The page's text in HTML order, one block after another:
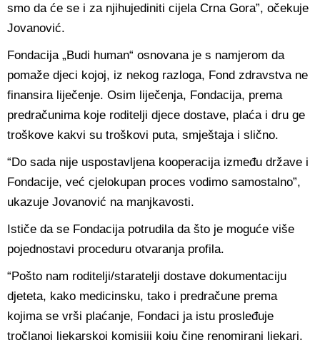
smo da će se i za njihujediniti cijela Crna Gora”, očekuje
Jovanović.
Fondacija „Budi human“ osnovana je s namjerom da
pomaže djeci kojoj, iz nekog razloga, Fond zdravstva ne
finansira liječenje. Osim liječenja, Fondacija, prema
predračunima koje roditelji djece dostave, plaća i dru ge
troškove kakvi su troškovi puta, smještaja i slično.
“Do sada nije uspostavljena kooperacija između države i
Fondacije, već cjelokupan proces vodimo samostalno”,
ukazuje Jovanović na manjkavosti.
Ističe da se Fondacija potrudila da što je moguće više
pojednostavi proceduru otvaranja profila.
“Pošto nam roditelji/staratelji dostave dokumentaciju
djeteta, kako medicinsku, tako i predračune prema
kojima se vrši plaćanje, Fondaci ja istu prosleđuje
tročlanoj ljekarskoj komisiji koju čine renomirani ljekari.